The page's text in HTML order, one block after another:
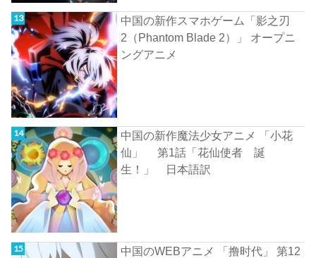
中国の新作スマホゲーム「影之刃
2（Phantom Blade 2）」 オープニ
ングアニメ
中国の新作魔法少女アニメ 「小花
仙」 第1話「花仙使者 誕
生！」 日本語訳
中国のWEBアニメ 「撸时代」 第12